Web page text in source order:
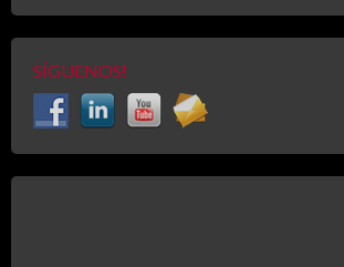
SÍGUENOS!